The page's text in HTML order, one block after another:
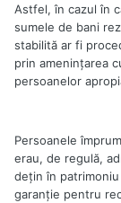
Astfel, în cazul în
sumele de bani
stabilită ar fi
prin ameninţarea
persoanelor
Persoanele
erau, de regulă,
deţin în
garanţie pentru